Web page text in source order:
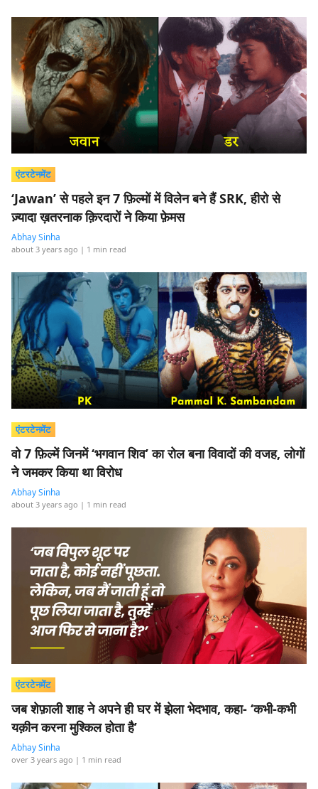
एंटरटेनमेंट
‘Jawan’ से पहले इन 7 फ़िल्मों में विलेन बने हैं SRK, हीरो से
ज़्यादा ख़तरनाक क़िरदारों ने किया फ़ेमस
Abhay Sinha
about 3 years ago | 1 min read
एंटरटेनमेंट
वो 7 फ़िल्में जिनमें ‘भगवान शिव’ का रोल बना विवादों की वजह, लोगों
ने जमकर किया था विरोध
Abhay Sinha
about 3 years ago | 1 min read
एंटरटेनमेंट
जब शेफ़ाली शाह ने अपने ही घर में झेला भेदभाव, कहा- ‘कभी-कभी
यक़ीन करना मुश्किल होता है’
Abhay Sinha
over 3 years ago | 1 min read